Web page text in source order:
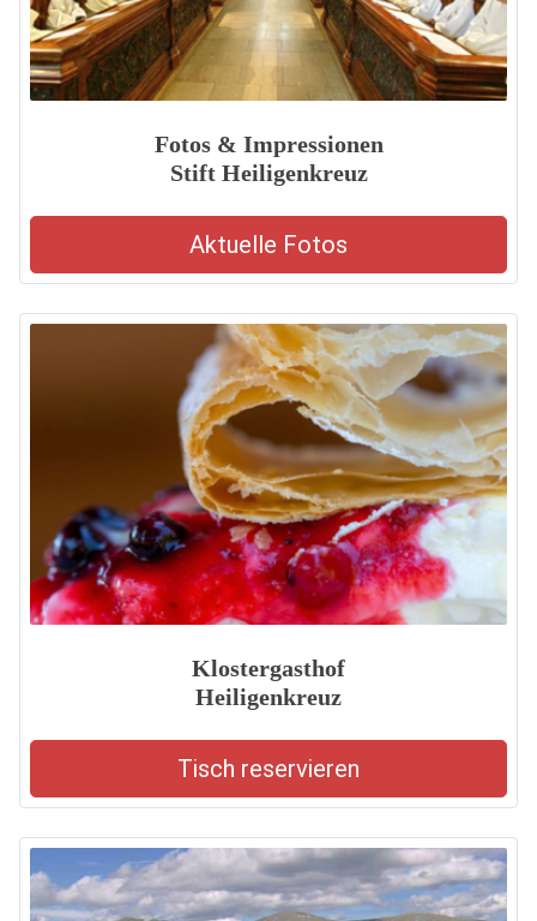
Fotos & Impressionen
Stift Heiligenkreuz
Aktuelle Fotos
Klostergasthof
Heiligenkreuz
Tisch reservieren